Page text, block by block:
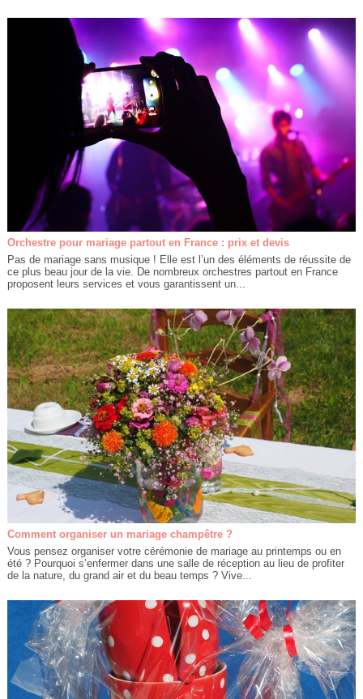
Orchestre pour mariage partout en France : prix et devis
Pas de mariage sans musique ! Elle est l’un des éléments de réussite de
ce plus beau jour de la vie. De nombreux orchestres partout en France
proposent leurs services et vous garantissent un...
Comment organiser un mariage champêtre ?
Vous pensez organiser votre cérémonie de mariage au printemps ou en
été ? Pourquoi s’enfermer dans une salle de réception au lieu de profiter
de la nature, du grand air et du beau temps ? Vive...